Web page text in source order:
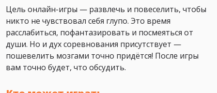
Цель онлайн-игры — развлечь и повеселить, чтобы
никто не чувствовал себя глупо. Это время
расслабиться, пофантазировать и посмеяться от
души. Но и дух соревнования присутствует —
пошевелить мозгами точно придётся! После игры
вам точно будет, что обсудить.